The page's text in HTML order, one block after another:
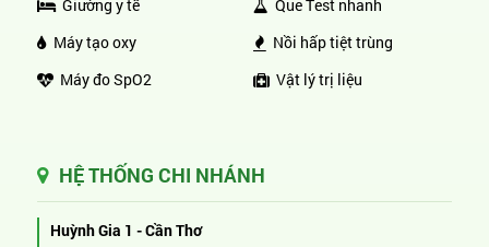
Giường y tế
Máy tạo oxy
Máy đo SpO2
Que Test nhanh
Nồi hấp tiệt trùng
Vật lý trị liệu
HỆ THỐNG CHI NHÁNH
Huỳnh Gia 1 - Cần Thơ